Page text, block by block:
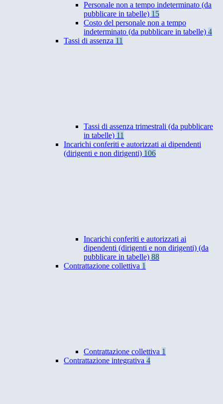
Personale non a tempo indeterminato (da
pubblicare in tabelle) 15
Costo del personale non a tempo
indeterminato (da pubblicare in tabelle) 4
Tassi di assenza 11
Tassi di assenza trimestrali (da pubblicare
in tabelle) 11
Incarichi conferiti e autorizzati ai dipendenti
(dirigenti e non dirigenti) 106
Incarichi conferiti e autorizzati ai
dipendenti (dirigenti e non dirigenti) (da
pubblicare in tabelle) 88
Contrattazione collettiva 1
Contrattazione collettiva 1
Contrattazione integrativa 4